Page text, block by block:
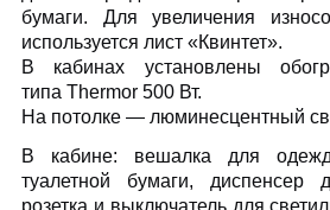
бумаги. Для увеличения
используется лист «Квинтет».
В кабинах установлены
типа Thermor 500 Вт.
На потолке — люминесцентный
В кабине: вешалка для
туалетной бумаги, диспенсер
розетка и выключатель для